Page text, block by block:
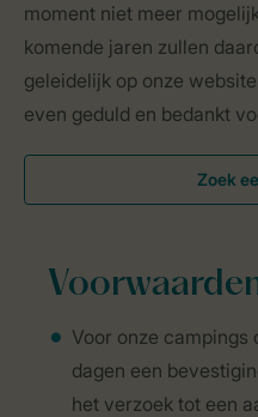
moment niet meer
komende jaren zullen
geleidelijk op onze
even geduld en bedankt
Zoek
Voor onze campings
dagen een
het verzoek tot een